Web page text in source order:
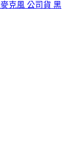
克風 公司貨 黑